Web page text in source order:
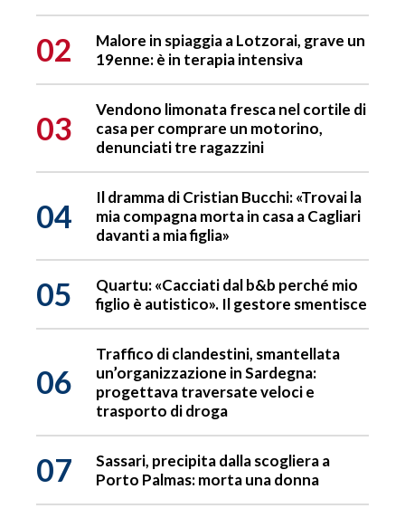
02
Malore in spiaggia a Lotzorai, grave un
19enne: è in terapia intensiva
03
Vendono limonata fresca nel cortile di
casa per comprare un motorino,
denunciati tre ragazzini
04
Il dramma di Cristian Bucchi: «Trovai la
mia compagna morta in casa a Cagliari
davanti a mia figlia»
05
Quartu: «Cacciati dal b&b perché mio
figlio è autistico». Il gestore smentisce
06
Traffico di clandestini, smantellata
un’organizzazione in Sardegna:
progettava traversate veloci e
trasporto di droga
07
Sassari, precipita dalla scogliera a
Porto Palmas: morta una donna